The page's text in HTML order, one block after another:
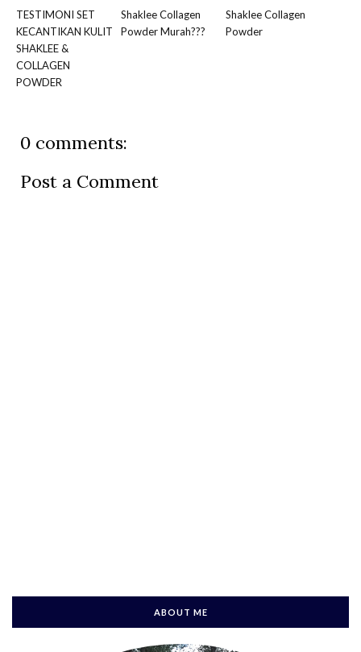
TESTIMONI SET
KECANTIKAN KULIT
SHAKLEE &
COLLAGEN
POWDER
Shaklee Collagen
Powder Murah???
Shaklee Collagen
Powder
0 comments:
Post a Comment
ABOUT ME